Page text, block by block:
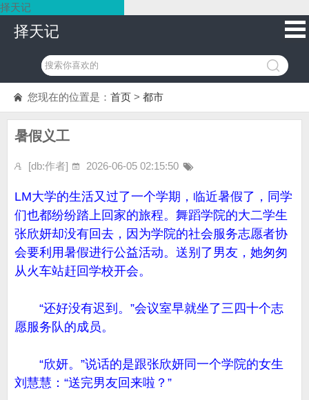
择天记
择天记
您现在的位置是： 首页 > 都市
暑假义工
[db:作者] 2026-06-05 02:15:50
LM大学的生活又过了一个学期，临近暑假了，同学
们也都纷纷踏上回家的旅程。舞蹈学院的大二学生
张欣妍却没有回去，因为学院的社会服务志愿者协
会要利用暑假进行公益活动。送别了男友，她匆匆
从火车站赶回学校开会。
“还好没有迟到。”会议室早就坐了三四十个志
愿服务队的成员。
“欣妍。”说话的是跟张欣妍同一个学院的女生
刘慧慧：“送完男友回来啦？”